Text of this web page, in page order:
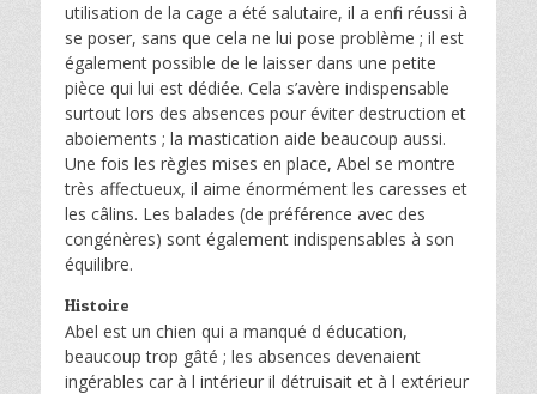
utilisation de la cage a été salutaire, il a enfin réussi à
se poser, sans que cela ne lui pose problème ; il est
également possible de le laisser dans une petite
pièce qui lui est dédiée. Cela s’avère indispensable
surtout lors des absences pour éviter destruction et
aboiements ; la mastication aide beaucoup aussi.
Une fois les règles mises en place, Abel se montre
très affectueux, il aime énormément les caresses et
les câlins. Les balades (de préférence avec des
congénères) sont également indispensables à son
équilibre.
Histoire
Abel est un chien qui a manqué d éducation,
beaucoup trop gâté ; les absences devenaient
ingérables car à l intérieur il détruisait et à l extérieur